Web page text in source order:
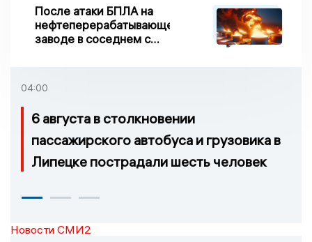
После атаки БПЛА на
нефтеперерабатывающем
заводе в соседнем с
04:00
6 августа в столкновении
пассажирского автобуса и грузовика в
Липецке пострадали шесть человек
Новости СМИ2